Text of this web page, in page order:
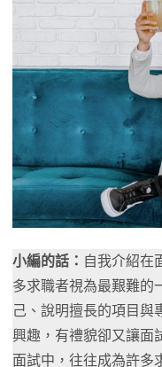
小編的話： 自我介紹在
多求職者視為最艱難的
己、說明擅長的項目與
興趣，有禮貌卻又讓面
面試中，往往成為許多